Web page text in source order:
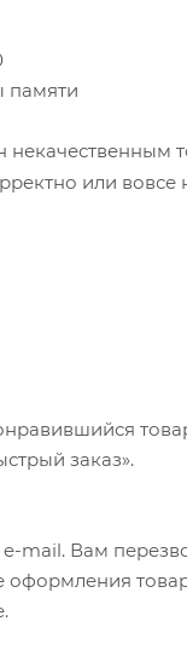
памяти
товаром
заказ».
Вам
оформления